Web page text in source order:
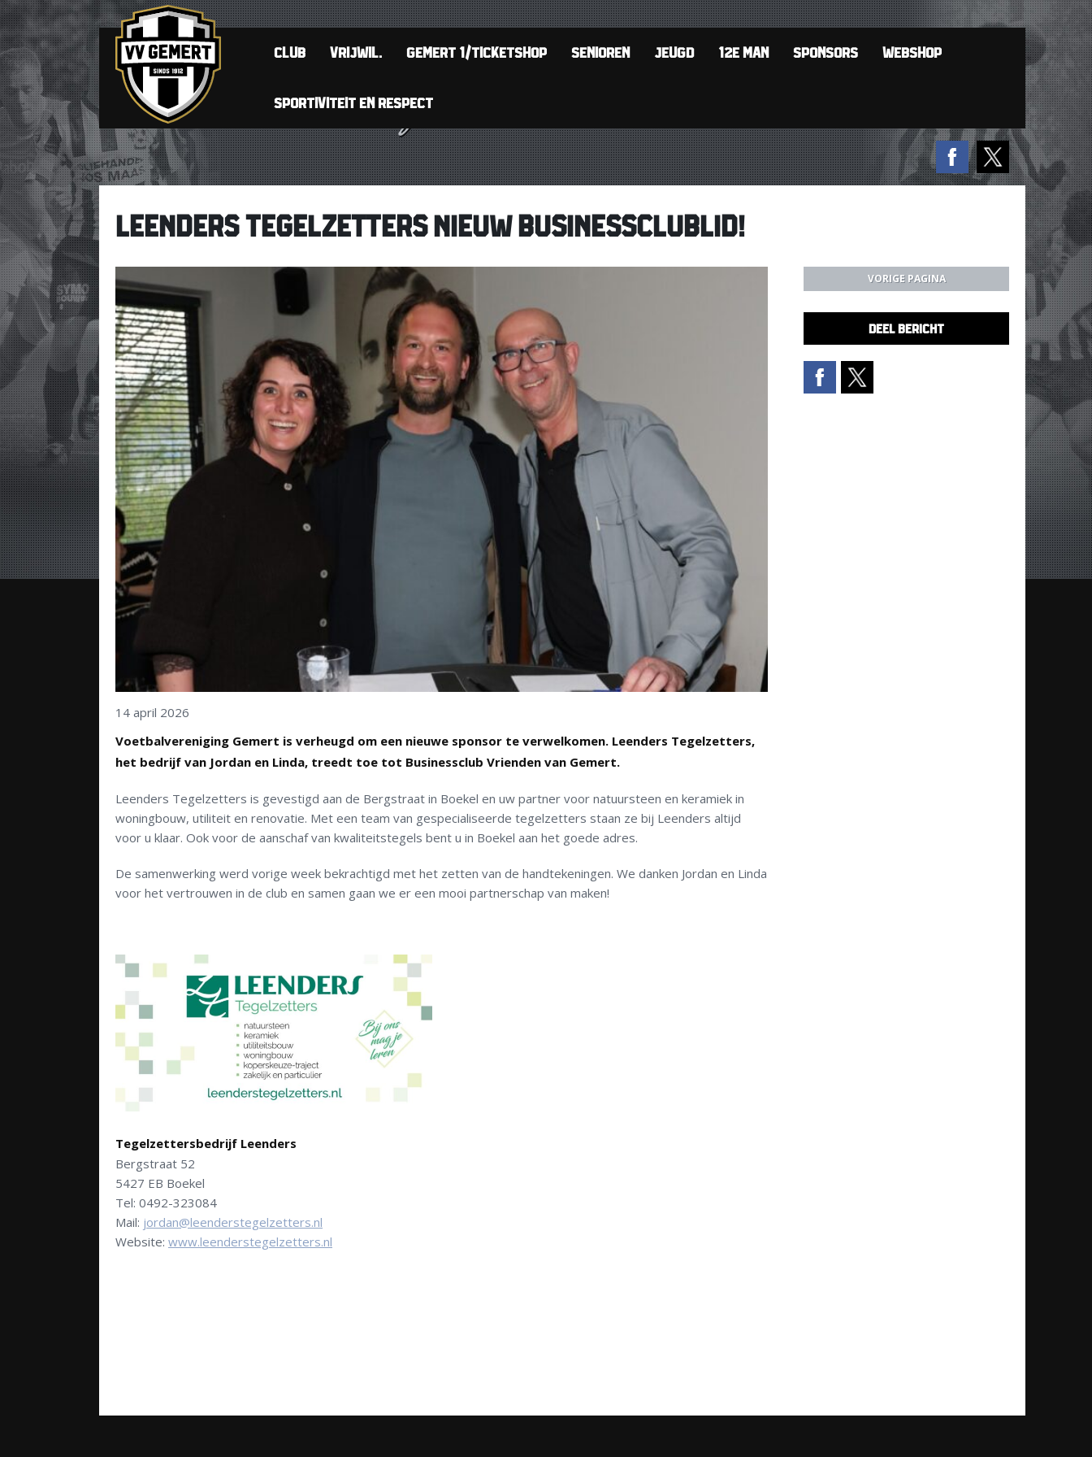
CLUB VRIJWIL. GEMERT 1/TICKETSHOP SENIOREN JEUGD 12E MAN SPONSORS WEBSHOP
SPORTIVITEIT EN RESPECT
LEENDERS TEGELZETTERS NIEUW BUSINESSCLUBLID!
14 april 2026
Voetbalvereniging Gemert is verheugd om een nieuwe sponsor te verwelkomen. Leenders Tegelzetters,
het bedrijf van Jordan en Linda, treedt toe tot Businessclub Vrienden van Gemert.
Leenders Tegelzetters is gevestigd aan de Bergstraat in Boekel en uw partner voor natuursteen en keramiek in
woningbouw, utiliteit en renovatie. Met een team van gespecialiseerde tegelzetters staan ze bij Leenders altijd
voor u klaar. Ook voor de aanschaf van kwaliteitstegels bent u in Boekel aan het goede adres.
De samenwerking werd vorige week bekrachtigd met het zetten van de handtekeningen. We danken Jordan en Linda
voor het vertrouwen in de club en samen gaan we er een mooi partnerschap van maken!
Tegelzettersbedrijf Leenders
Bergstraat 52
5427 EB Boekel
Tel: 0492-323084
Mail: jordan@leenderstegelzetters.nl
Website: www.leenderstegelzetters.nl
VORIGE PAGINA
DEEL BERICHT